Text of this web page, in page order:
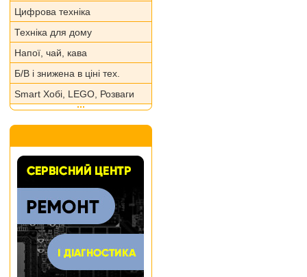
Цифрова техніка
Техніка для дому
Напої, чай, кава
Б/В і знижена в ціні тех.
Smart Хобі, LEGO, Розваги